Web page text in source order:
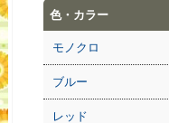
色・カラー
モノクロ
ブルー
レッド